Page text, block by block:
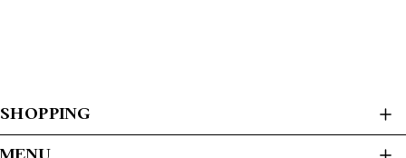
SHOPPING
ALL ITEMS